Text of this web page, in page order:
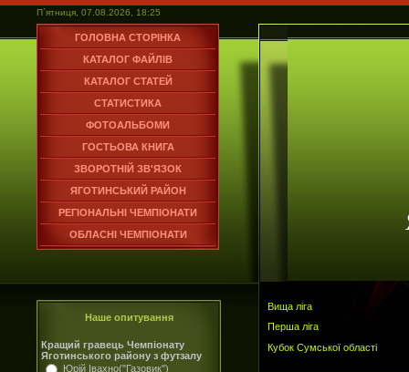
П`ятниця, 07.08.2026, 18:25
ГОЛОВНА СТОРІНКА
КАТАЛОГ ФАЙЛІВ
КАТАЛОГ СТАТЕЙ
СТАТИСТИКА
ФОТОАЛЬБОМИ
ГОСТЬОВА КНИГА
ЗВОРОТНІЙ ЗВ'ЯЗОК
ЯГОТИНСЬКИЙ РАЙОН
РЕГІОНАЛЬНІ ЧЕМПІОНАТИ
ОБЛАСНІ ЧЕМПІОНАТИ
Наше опитування
Кращий гравець Чемпіонату
Яготинського району з футзалу
Юрій Івахно("Газовик")
Вища ліга
Перша ліга
Кубок Сумської області